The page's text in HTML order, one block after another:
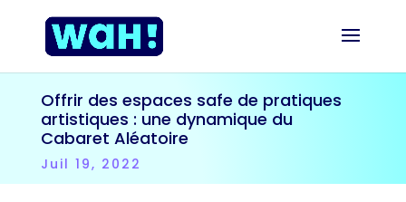
Offrir des espaces safe de pratiques
artistiques : une dynamique du
Cabaret Aléatoire
Juil 19, 2022